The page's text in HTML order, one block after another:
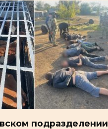
подразделении